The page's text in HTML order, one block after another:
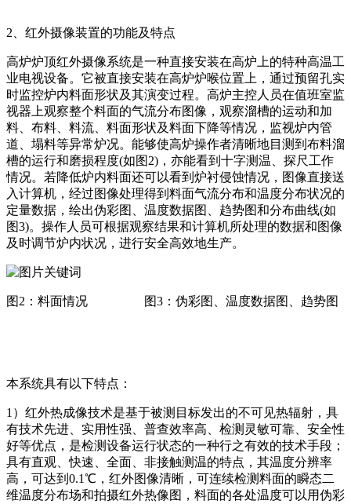
2、红外摄像装置的功能及特点
高炉炉顶红外摄像系统是一种直接安装在高炉上的特种高温工
业电视设备。它被直接安装在高炉炉喉位置上，通过预留孔实
时监控炉内料面形状及其演变过程。高炉主控人员在值班室监
视器上观察整个料面的气流分布图像，观察溜槽的运动和加
料、布料、料流、料面形状及料面下降等情况，监视炉内管
道、塌料等异常炉况。能够使高炉操作者清晰地目测到布料溜
槽的运行和磨损程度(如图2)，亦能看到十字测温、探尺工作
情况。若降低炉内料面还可以看到炉衬侵蚀情况，图像直接送
入计算机，经过图像处理得到料面气流分布和温度分布状况的
定量数据，绘出伪彩图、温度数据图、趋势图和分布曲线(如
图3)。操作人员可根据观察结果和计算机所处理的数据和图像
及时调节炉内状况，进行安全高效地生产。
图2：料面情况 图3：伪彩图、温度数据图、趋势图
本系统具有以下特点：
1）红外热成像技术是基于被测目标发出的不可见热辐射，具
有技术先进、实用性强、普查效率高、检测灵敏可靠、安全性
好等优点，是检测设备运行状态的一种行之有效的技术手段；
具有直观、快速、全面、非接触测温的特点，其温度分辨率
高，可达到0.1℃，红外图像清晰，可连续检测料面的瞬态二
维温度分布场和拍摄红外热像图，料面的各处温度可以用伪彩